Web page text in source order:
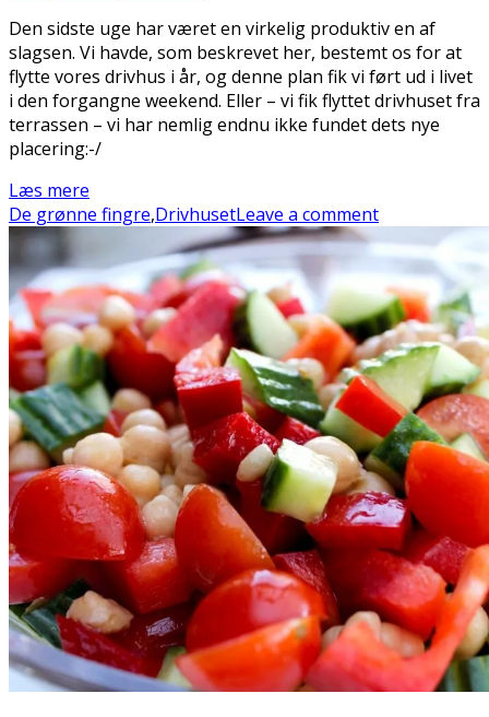
Den sidste uge har været en virkelig produktiv en af
slagsen. Vi havde, som beskrevet her, bestemt os for at
flytte vores drivhus i år, og denne plan fik vi ført ud i livet
i den forgangne weekend. Eller – vi fik flyttet drivhuset fra
terrassen – vi har nemlig endnu ikke fundet dets nye
placering:-/
Læs mere
De grønne fingre,DrivhusetLeave a comment